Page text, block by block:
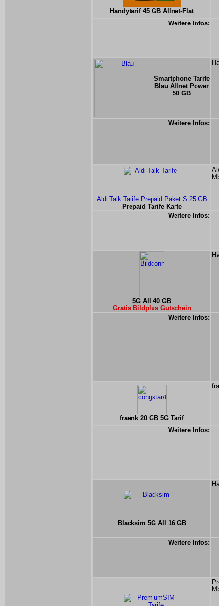
Handytarif 45 GB Allnet-Flat
Weitere Infos:
Smartphone Tarife
Blau Allnet Power
50 GB
Weitere Infos:
Aldi Talk Tarife Prepaid Paket S 25 GB
Prepaid Tarife Karte
Weitere Infos:
5G All 40 GB
Gratis Bildplus Gutschein
Weitere Infos:
fraenk 20 GB 5G Tarif
Weitere Infos:
Blacksim 5G All 16 GB
Weitere Infos: